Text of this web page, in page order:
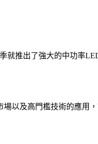
就推出了強大的中功率
以及高門檻技術的應用